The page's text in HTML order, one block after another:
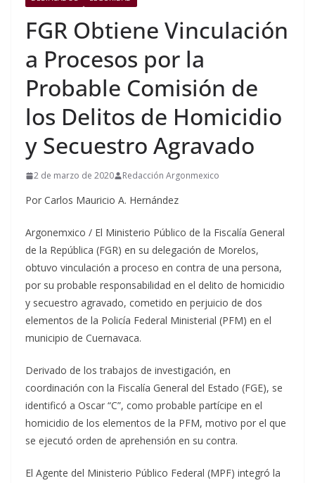
FGR Obtiene Vinculación
a Procesos por la
Probable Comisión de
los Delitos de Homicidio
y Secuestro Agravado
2 de marzo de 2020 Redacción Argonmexico
Por Carlos Mauricio A. Hernández
Argonemxico / El Ministerio Público de la Fiscalía General
de la República (FGR) en su delegación de Morelos,
obtuvo vinculación a proceso en contra de una persona,
por su probable responsabilidad en el delito de homicidio
y secuestro agravado, cometido en perjuicio de dos
elementos de la Policía Federal Ministerial (PFM) en el
municipio de Cuernavaca.
Derivado de los trabajos de investigación, en
coordinación con la Fiscalía General del Estado (FGE), se
identificó a Oscar “C”, como probable partícipe en el
homicidio de los elementos de la PFM, motivo por el que
se ejecutó orden de aprehensión en su contra.
El Agente del Ministerio Público Federal (MPF) integró la